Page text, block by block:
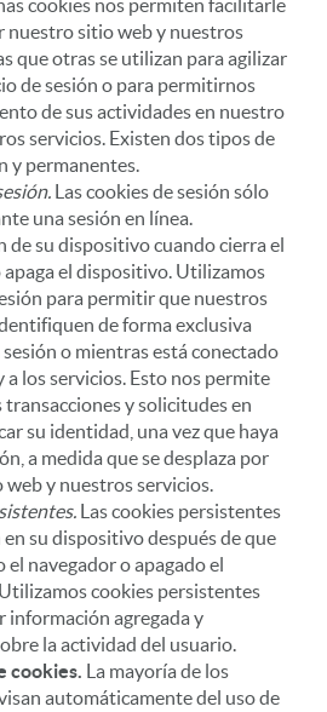
cookies nos permiten facilitarle
nuestro sitio web y nuestros
que otras se utilizan para agilizar
de sesión o para permitirnos
de sus actividades en nuestro
servicios. Existen dos tipos de
y permanentes.
Las cookies de sesión sólo
una sesión en línea.
de su dispositivo cuando cierra el
apaga el dispositivo. Utilizamos
para permitir que nuestros
de forma exclusiva
o mientras está conectado
a los servicios. Esto nos permite
transacciones y solicitudes en
su identidad, una vez que haya
a medida que se desplaza por
y nuestros servicios.
Las cookies persistentes
en su dispositivo después de que
el navegador o apagado el
cookies persistentes
información agregada y
la actividad del usuario.
cookies. La mayoría de los
automáticamente del uso de